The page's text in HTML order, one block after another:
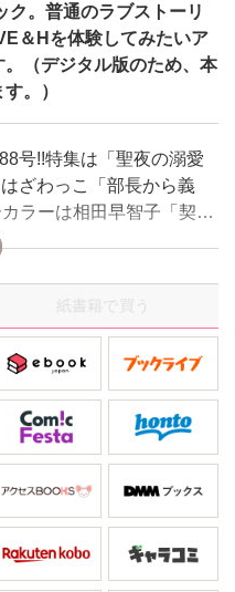
ク。普通のラブストーリ
＆Hを体験してみたいア
（デジタル版のため、本
。）
号!!特集は「聖夜の溺愛
ざわっこ「部長から義
ラーは相田早智子「契約
をつく」望月蜜桃「お隣
も、禁断の恋が盛りだく
紙書籍で買う